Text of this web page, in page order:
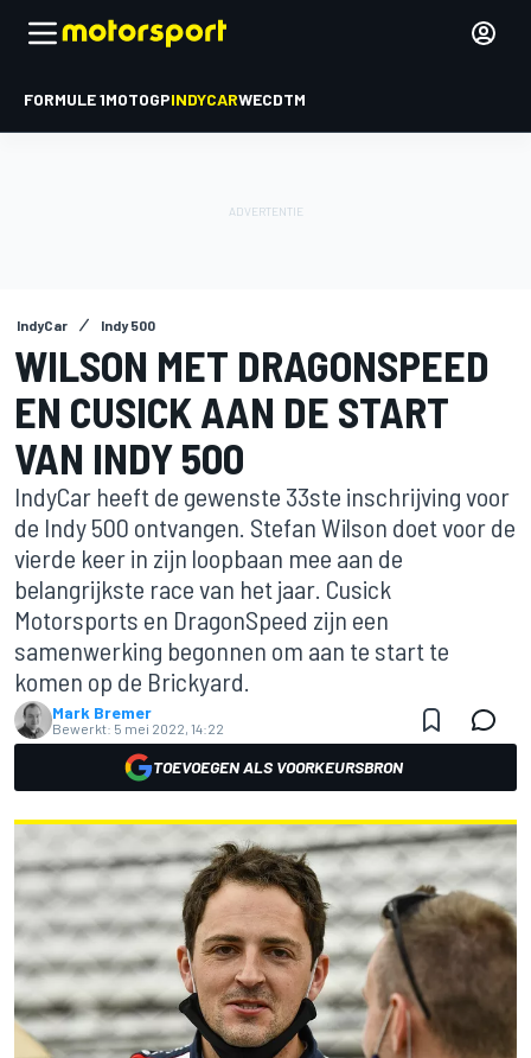
FORMULE 1MOTOGPINDYCARWECDTM
IndyCar Indy 500
WILSON MET DRAGONSPEED
EN CUSICK AAN DE START
VAN INDY 500
IndyCar heeft de gewenste 33ste inschrijving voor
de Indy 500 ontvangen. Stefan Wilson doet voor de
vierde keer in zijn loopbaan mee aan de
belangrijkste race van het jaar. Cusick
Motorsports en DragonSpeed zijn een
samenwerking begonnen om aan te start te
komen op de Brickyard.
Mark Bremer
Bewerkt: 5 mei 2022, 14:22
TOEVOEGEN ALS VOORKEURSBRON